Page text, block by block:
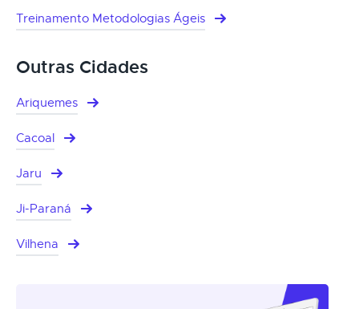
Treinamento Metodologias Ágeis
Outras Cidades
Ariquemes
Cacoal
Jaru
Ji-Paraná
Vilhena